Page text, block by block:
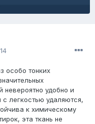
особо тонких
невероятно удобно и
легкостью удаляются,
к химическому
эта ткань не